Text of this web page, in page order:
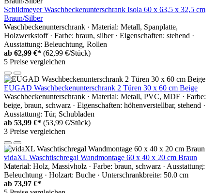
Schildmeyer Waschbeckenunterschrank Isola 60 x 63,5 x 32,5 cm
Braun/Silber
Waschbeckenunterschrank · Material: Metall, Spanplatte,
Holzwerkstoff · Farbe: braun, silber · Eigenschaften: stehend ·
Ausstattung: Beleuchtung, Rollen
ab 62,99 €* (62,99 €/Stück)
5 Preise vergleichen
EUGAD Waschbeckenunterschrank 2 Türen 30 x 60 cm Beige
Waschbeckenunterschrank · Material: Metall, PVC, MDF · Farbe:
beige, braun, schwarz · Eigenschaften: höhenverstellbar, stehend ·
Ausstattung: Tür, Schubladen
ab 53,99 €* (53,99 €/Stück)
3 Preise vergleichen
vidaXL Waschtischregal Wandmontage 60 x 40 x 20 cm Braun
Material: Holz, Massivholz · Farbe: braun, schwarz · Ausstattung:
Beleuchtung · Holzart: Buche · Unterschrankbreite: 50.0 cm
ab 73,97 €*